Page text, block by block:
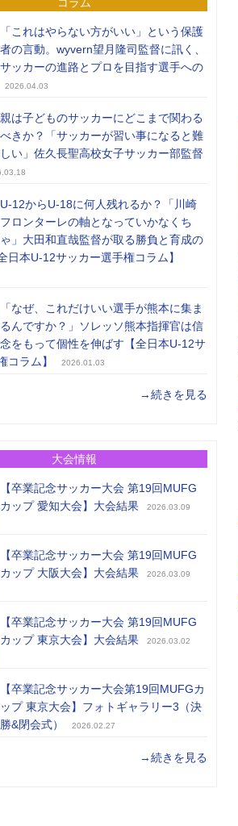
「これはやらない方がいい」という保護
者の言動。wyvern望月隆司監督に訊く、
サッカーの進路とプロを目指す選手への
2026.04.03
親は子どものサッカーにどこまで関わる
べきか？「サッカーが習い事になると難
しい」佐久長聖高校女子サッカー部監督
U-12からU-18に何人残れるか？「川崎
フロンターレの軸となっていかなくち
ゃ」大田和直哉監督が取る勝負と育成の
日本U-12サッカー選手権コラム】
「なぜ、これだけいい選手が熊本に集ま
るんですか？」ソレッソ熊本指揮官は信
念をもって個性を伸ばす【全日本U-12サ
コラム】
2026.01.03
→続きを見る
大会情報
【卒業記念サッカー大会 第19回MUFG
カップ 愛知大会】大会結果
2026.03.09
【卒業記念サッカー大会 第19回MUFG
カップ 大阪大会】大会結果
2026.03.09
【卒業記念サッカー大会 第19回MUFG
カップ 東京大会】大会結果
2026.03.02
【卒業記念サッカー大会第19回MUFGカ
ップ 東京大会】フォトギャラリー3（決
勝&閉会式）
2026.02.27
→続きを見る